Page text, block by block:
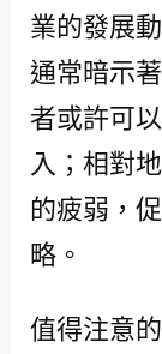
業的發展
通常暗示
者或許可
入；相對
的疲弱，
略。
值得注意